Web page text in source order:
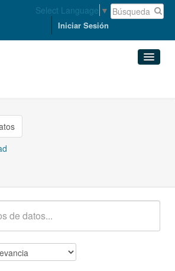
Select Language ▼
Iniciar Sesión